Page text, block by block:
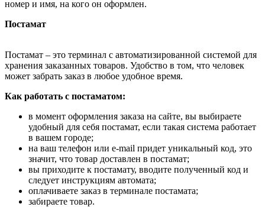
номер и имя, на кого он оформлен.
Постамат
Постамат – это терминал с автоматизированной системой для
хранения заказанных товаров. Удобство в том, что человек
может забрать заказ в любое удобное время.
Как работать с постаматом:
в момент оформления заказа на сайте, вы выбираете
удобный для себя постамат, если такая система работает
в вашем городе;
на ваш телефон или e-mail придет уникальный код, это
значит, что товар доставлен в постамат;
вы приходите к постамату, вводите полученный код и
следует инструкциям автомата;
оплачиваете заказ в терминале постамата;
забираете товар.